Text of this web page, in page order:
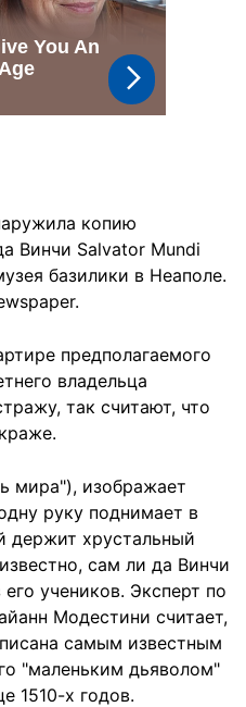
копию
Винчи Salvator Mundi
базилики в Неаполе.
предполагаемого
владельца
так считают, что
мира"), изображает
руку поднимает в
держит хрустальный
сам ли да Винчи
учеников. Эксперт по
Модестини считает,
самым известным
"маленьким дьяволом"
1510-х годов.